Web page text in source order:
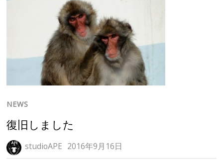
NEWS
復旧しました
studioAPE 2016年9月16日